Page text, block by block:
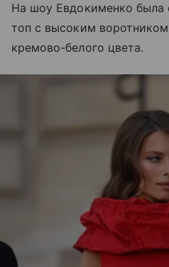
На шоу Евдокименко была
топ с высоким
кремово-белого цвета.